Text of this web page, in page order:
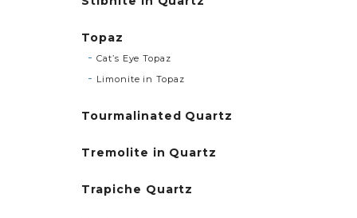
Topaz
Cat’s Eye Topaz
Limonite in Topaz
Tourmalinated Quartz
Tremolite in Quartz
Trapiche Quartz